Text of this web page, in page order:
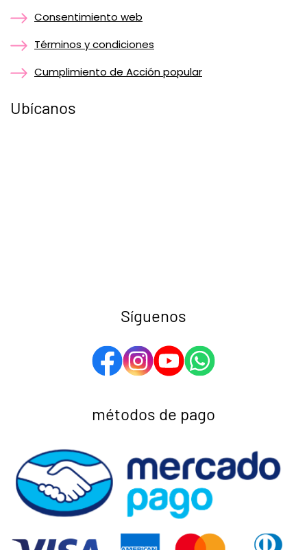
Consentimiento web
Términos y condiciones
Cumplimiento de Acción popular
Ubícanos
Síguenos
métodos de pago